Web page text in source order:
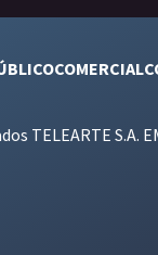
COMERCIAL
TELEARTE S.A.